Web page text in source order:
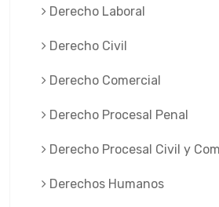
Derecho Laboral
Derecho Civil
Derecho Comercial
Derecho Procesal Penal
Derecho Procesal Civil y
Derechos Humanos